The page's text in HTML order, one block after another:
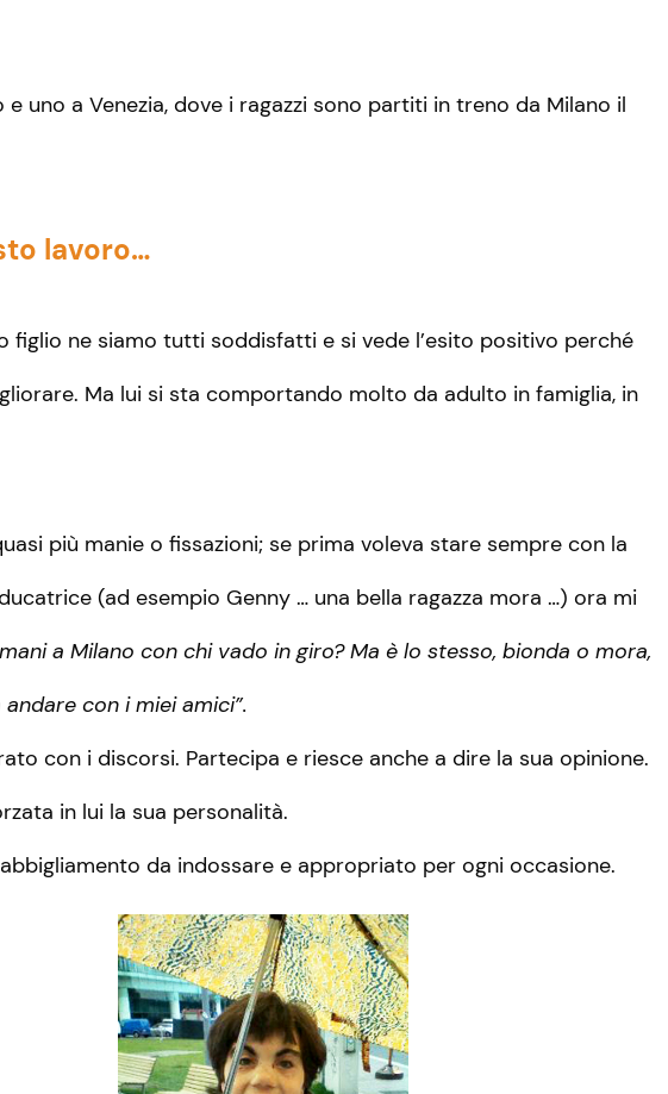
uno a Venezia, dove i ragazzi sono partiti in treno da Milano il
lavoro…
ne siamo tutti soddisfatti e si vede l’esito positivo perché
Ma lui si sta comportando molto da adulto in famiglia, in
più manie o fissazioni; se prima voleva stare sempre con la
(ad esempio Genny … una bella ragazza mora …) ora mi
a Milano con chi vado in giro? Ma è lo stesso, bionda o mora,
con i miei amici”.
con i discorsi. Partecipa e riesce anche a dire la sua opinione.
in lui la sua personalità.
da indossare e appropriato per ogni occasione.